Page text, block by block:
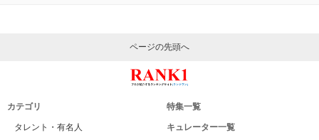
ページの先頭へ
カテゴリ
タレント・有名人
特集一覧
キュレーター一覧